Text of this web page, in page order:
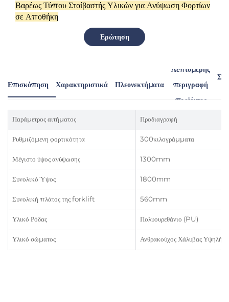
Βαρέως Τύπου Στοίβαστής Υλικών για Ανύψωση Φορτίων
σε Αποθήκη
Ερώτηση
Επισκόπηση Χαρακτηριστικά Πλεονεκτήματα
Λεπτομερής
περιγραφή
προϊόντος
Παράμετρος αιτήματος Προδιαγραφή
Ρυθμιζόμενη φορτικότητα 300κιλογράμματα
Μέγιστο ύψος ανύψωσης 1300mm
Συνολικό Ύψος 1800mm
Συνολική πλάτος της forklift 560mm
Υλικό Ρόδας Πολυουρεθάνιο (PU)
Υλικό σώματος Ανθρακούχος Χάλυβας Υψηλής